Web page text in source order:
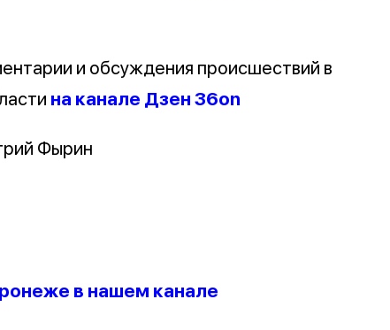
и обсуждения происшествий в
на канале Дзен 36on
Фырин
в нашем канале